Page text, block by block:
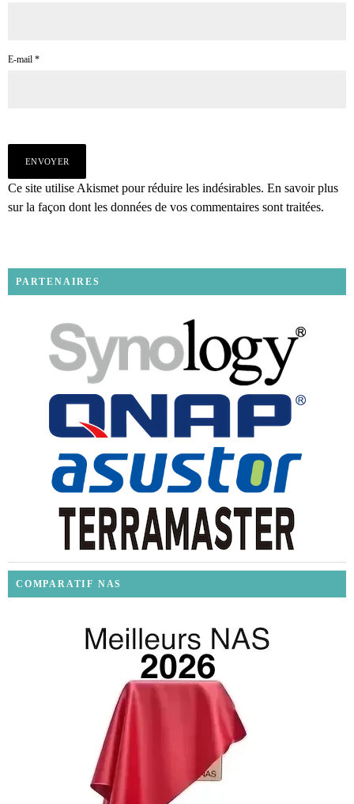
E-mail *
Ce site utilise Akismet pour réduire les indésirables. En savoir plus
sur la façon dont les données de vos commentaires sont traitées.
PARTENAIRES
COMPARATIF NAS